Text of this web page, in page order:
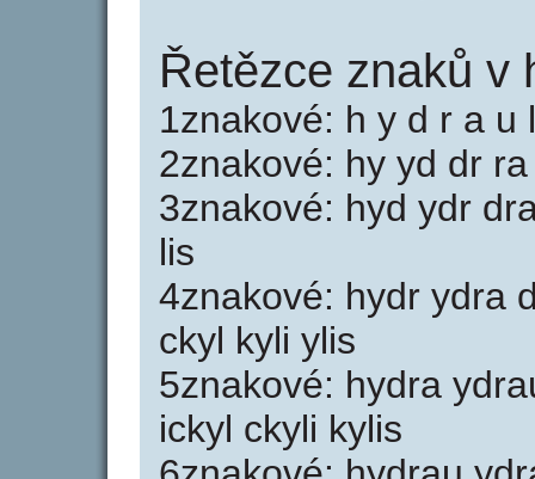
Řetězce znaků v
1znakové: h y d r a u
2znakové: hy yd dr
3znakové: hyd ydr
lis
4znakové: hydr ydra
ckyl kyli ylis
5znakové: hydra
ickyl ckyli kylis